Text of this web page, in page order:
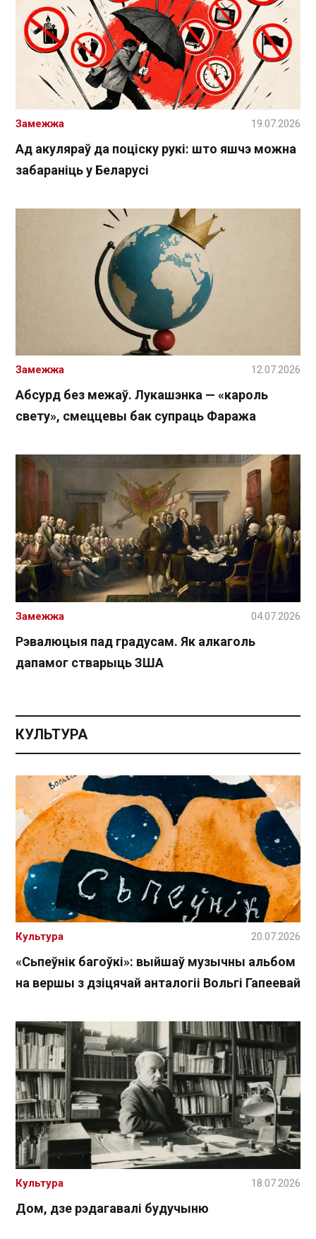
Ад акуляраў да поціску рукі: што яшчэ можна
забараніць у Беларусі
Замежжа 19.07.2026
Абсурд без межаў. Лукашэнка — «кароль
свету», смеццевы бак супраць Фаража
Замежжа 12.07.2026
Рэвалюцыя пад градусам. Як алкаголь
дапамог стварыць ЗША
Замежжа 04.07.2026
КУЛЬТУРА
«Сьпеўнік багоўкі»: выйшаў музычны альбом
на вершы з дзіцячай анталогіі Вольгі Гапеевай
Культура 20.07.2026
Дом, дзе рэдагавалі будучыню
Культура 18.07.2026